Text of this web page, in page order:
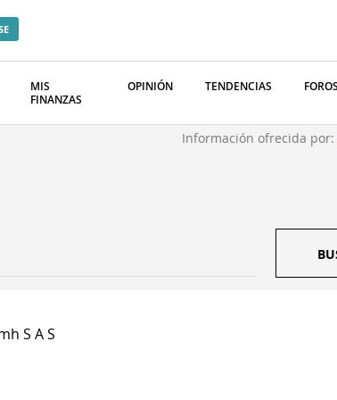
MIS
FINANZAS
OPINIÓN TENDENCIAS FOROS
Información ofrecida por:
S A S